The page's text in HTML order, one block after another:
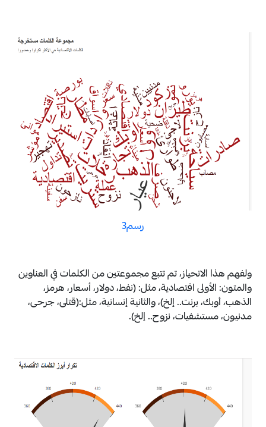
رسم3
ولفهم هذا الانحياز، تم تتبع مجموعتين من الكلمات في العناوين
والمتون: الأولى اقتصادية، مثل: (نفط، دولار، أسعار، هرمز،
الذهب، أوبك، برنت.. إلخ)، والثانية إنسانية، مثل:(قتلى، جرحى،
مدنيون، مستشفيات، نزوح.. إلخ).